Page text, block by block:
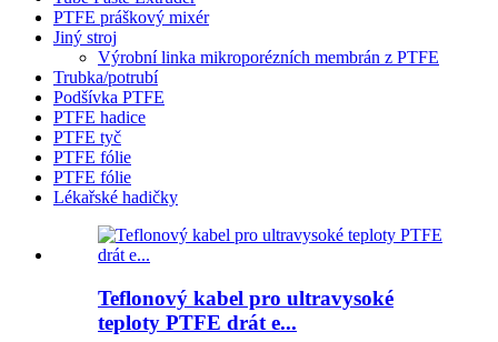
PTFE práškový mixér
Jiný stroj
Výrobní linka mikroporézních membrán z PTFE
Trubka/potrubí
Podšívka PTFE
PTFE hadice
PTFE tyč
PTFE fólie
PTFE fólie
Lékařské hadičky
Teflonový kabel pro ultravysoké
teploty PTFE drát e...